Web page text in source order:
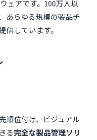
ェアです。100万人以
あらゆる規模の製品チ
供しています。
順位付け、ビジュアル
る完全な製品管理ソリ